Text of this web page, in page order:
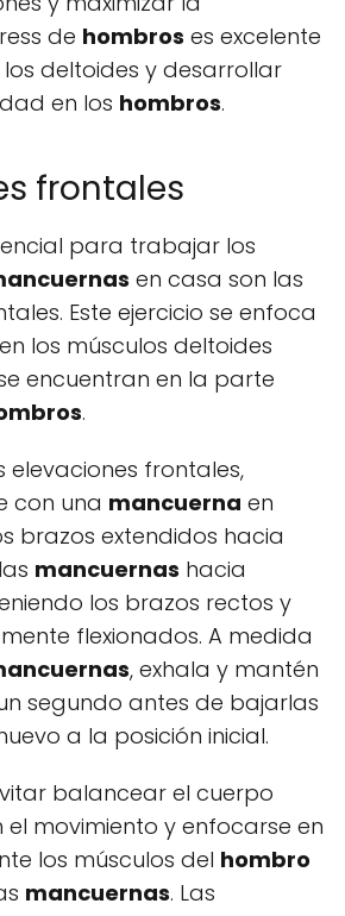
de hombros es excelente
deltoides y desarrollar
en los hombros.
frontales
para trabajar los
en casa son las
Este ejercicio se enfoca
los músculos deltoides
encuentran en la parte
.
elevaciones frontales,
con una mancuerna en
brazos extendidos hacia
mancuernas hacia
los brazos rectos y
flexionados. A medida
, exhala y mantén
segundo antes de bajarlas
a la posición inicial.
balancear el cuerpo
movimiento y enfocarse en
los músculos del hombro
mancuernas. Las